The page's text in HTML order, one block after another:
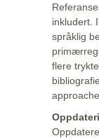
inkludert.
språklig
flere